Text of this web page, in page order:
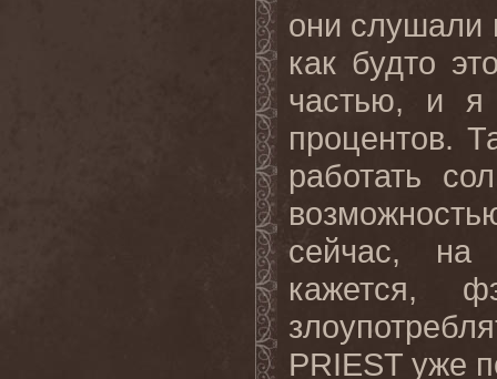
они слушали
как будто
частью, и я
процентов.
работать
сейчас, на
кажется,
PRIEST уже